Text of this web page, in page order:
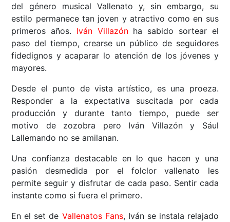
del género musical Vallenato y, sin embargo, su
estilo permanece tan joven y atractivo como en sus
primeros años. Iván Villazónha sabido sortear el
paso del tiempo, crearse un público de seguidores
fidedignos y acaparar lo atención de los jóvenes y
mayores.
Desde el punto de vista artístico, es una proeza.
Responder a la expectativa suscitada por cada
producción y durante tanto tiempo, puede ser
motivo de zozobra pero Iván Villazón y Sául
Lallemando no se amilanan.
Una confianza destacable en lo que hacen y una
pasión desmedida por el folclor vallenato les
permite seguir y disfrutar de cada paso. Sentir cada
instante como si fuera el primero.
En el set de Vallenatos Fans, Iván se instala relajado